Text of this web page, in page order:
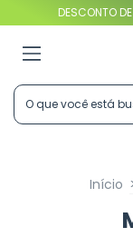
DESCONTO
Início